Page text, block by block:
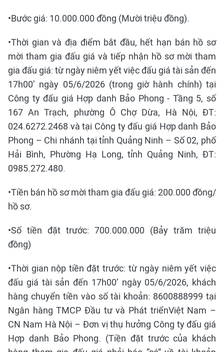
•Bước giá: 10.000.000 đồng (Mười triệu đồng).
•Thời gian và địa điểm bắt đầu, hết hạn bán hồ sơ
mời tham gia đấu giá và tiếp nhận hồ sơ mời tham
gia đấu giá: từ ngày niêm yết việc đấu giá tài sản đến
17h00’ ngày 05/6/2026 (trong giờ hành chính) tại
Công ty đấu giá Hợp danh Bảo Phong - Tầng 5, số
167 An Trạch, phường Ô Chợ Dừa, Hà Nội, ĐT:
024.6272.2468 và tại Công ty đấu giá Hợp danh Bảo
Phong – Chi nhánh tại tỉnh Quảng Ninh – Số 02, phố
Hải Bình, Phường Hạ Long, tỉnh Quảng Ninh, ĐT:
0985.272.480.
•Tiền bán hồ sơ mời tham gia đấu giá: 200.000 đồng/
hồ sơ.
•Số tiền đặt trước: 700.000.000 (Bảy trăm triệu
đồng)
•Thời gian nộp tiền đặt trước: từ ngày niêm yết việc
đấu giá tài sản đến 17h00’ ngày 05/6/2026, khách
hàng chuyển tiền vào số tài khoản: 8600888999 tại
Ngân hàng TMCP Đầu tư và Phát triểnViệt Nam –
CN Nam Hà Nội – Đơn vị thụ hưởng Công ty đấu giá
Hợp danh Bảo Phong. (Tiền đặt trước của khách